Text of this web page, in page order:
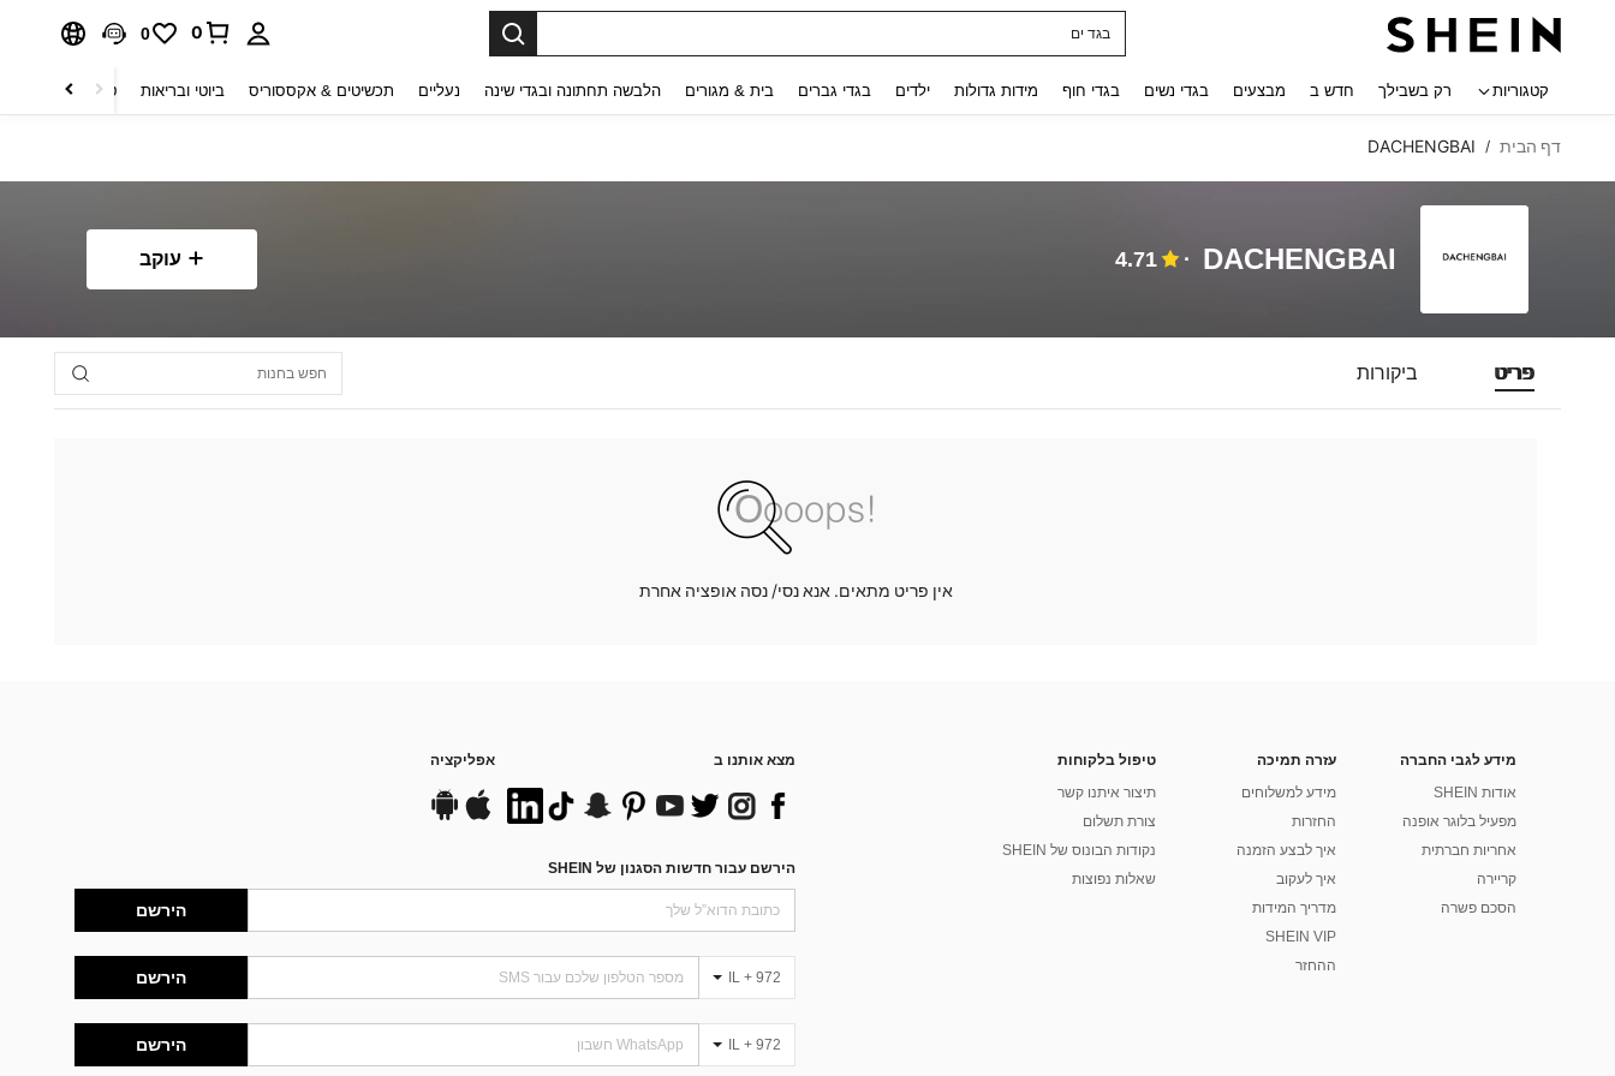
בגד ים
0
0
קטגוריות רק בשבילך חדש ב מבצעים בגדי נשים בגדי חוף מידות גדולות ילדים בגדי גברים בית & מגורים הלבשה תחתונה ובגדי שינה נעליים תכשיטים & אקססוריס ביוטי ובריאות טקסטיל לבית
דף הבית /
DACHENGBAI
DACHENGBAI
4.71 עוקב
פריט ביקורות
אין פריט מתאים. אנא נסי/ נסה אופציה אחרת
מידע לגבי החברה
אודות SHEIN
מפעיל בלוגר אופנה
אחריות חברתית
קריירה
הסכם פשרה
עזרה תמיכה
מידע למשלוחים
החזרות
איך לבצע הזמנה
איך לעקוב
מדריך המידות
SHEIN VIP
ההחזר
טיפול בלקוחות
תיצור איתנו קשר
צורת תשלום
נקודות הבונוס של SHEIN
שאלות נפוצות
מצא אותנו ב אפליקציה
הירשם עבור חדשות הסגנון של SHEIN
הירשם
IL + 972 הירשם
IL + 972 הירשם